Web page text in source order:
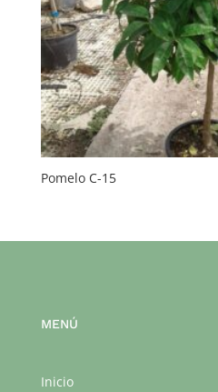
Pomelo C-15
MENÚ
Inicio